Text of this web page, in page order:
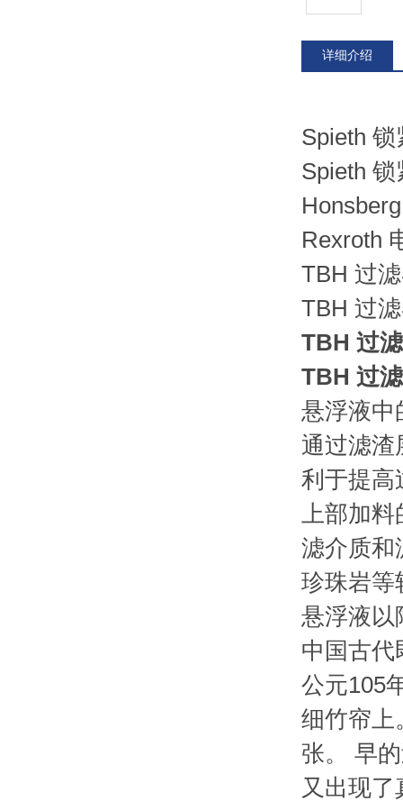
详细介绍
Spieth
Spieth
Rexroth
TBH 过
TBH 过
TBH 过
TBH 过
悬浮液中
通过滤渣
利于提高
上部加
滤介质和
珍珠岩等
悬浮液以
中国古代
公元105
细竹帘上
张。 早
又出现